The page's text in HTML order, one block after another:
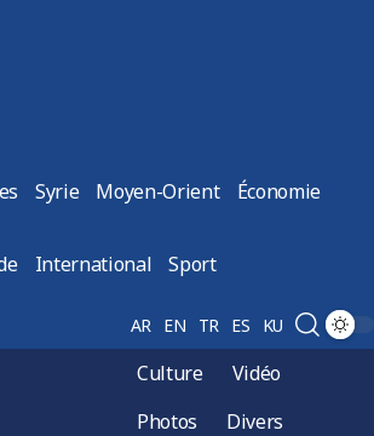
Syrie Moyen-Orient Économie
International Sport
AR EN TR ES KU
Culture
Vidéo
Photos
Divers